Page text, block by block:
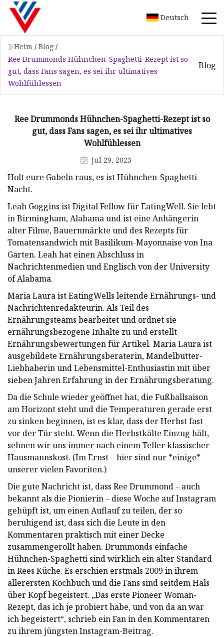
Deutsch
Heim / Blog /
Ree Drummonds Hühnchen-Spaghetti-Rezept ist so
gut, dass Fans sagen, es sei ihr ultimatives
Wohlfühlessen
Blog
Ree Drummonds Hühnchen-Spaghetti-Rezept ist so
gut, dass Fans sagen, es sei ihr ultimatives
Wohlfühlessen
Jul 29, 2023
Holt eure Gabeln raus, es ist Hühnchen-Spaghetti-
Nacht.
Leah Goggins ist Digital Fellow für EatingWell. Sie lebt
in Birmingham, Alabama und ist eine Anhängerin
alter Filme, Bauernmärkte und des Rezepts für
Tomatensandwich mit Basilikum-Mayonnaise von Ina
Garten. Leah hat einen Abschluss in
Nachrichtenmedien und Englisch von der University
of Alabama.
Maria Laura ist EatingWells leitende Ernährungs- und
Nachrichtenredakteurin. Als Teil des
Ernährungsteams bearbeitet und ordnet sie
ernährungsbezogene Inhalte zu und erstellt
Ernährungsbewertungen für Artikel. Maria Laura ist
ausgebildete Ernährungsberaterin, Mandelbutter-
Liebhaberin und Lebensmittel-Enthusiastin mit über
sieben Jahren Erfahrung in der Ernährungsberatung.
Da die Schule wieder geöffnet hat, die Fußballsaison
am Horizont steht und die Temperaturen gerade erst
zu sinken beginnen, ist es klar, dass der Herbst fast
vor der Tür steht. Wenn die Herbstkälte Einzug hält,
sehnen wir uns immer nach einem Teller klassischer
Hausmannskost. (Im Ernst – hier sind nur *einige*
unserer vielen Favoriten.)
Die gute Nachricht ist, dass Ree Drummond – auch
bekannt als die Pionierin – diese Woche auf Instagram
gehüpft ist, um einen Auflauf zu teilen, der so
beruhigend ist, dass sich die Leute in den
Kommentaren praktisch mit einer Decke
zusammengerollt haben. Drummonds einfache
Hühnchen-Spaghetti sind wirklich ein alter Standard
in Rees Küche. Es erschien erstmals 2009 in ihrem
allerersten Kochbuch und die Fans sind seitdem Hals
über Kopf begeistert. „Das erste Pioneer Woman-
Rezept, das ich je probiert habe, und von da an war
ich begeistert“, schrieb ein Fan in den Kommentaren
zu ihrem jüngsten Instagram-Beitrag.